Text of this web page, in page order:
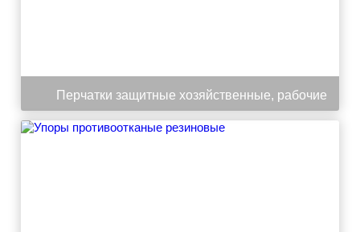
Перчатки защитные хозяйственные, рабочие